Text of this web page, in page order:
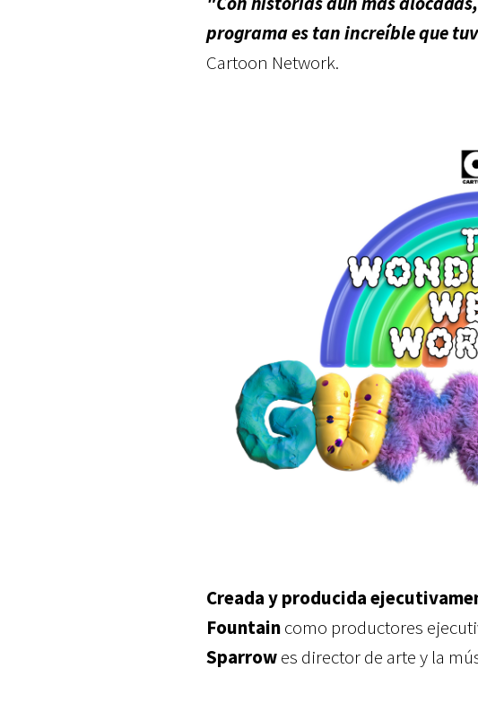
programa es tan increíble que
Cartoon Network.
Creada y producida
Fountaincomo productores
Sparrowes director de arte y la